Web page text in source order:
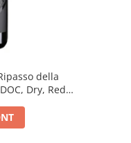
della
Dry, Red,